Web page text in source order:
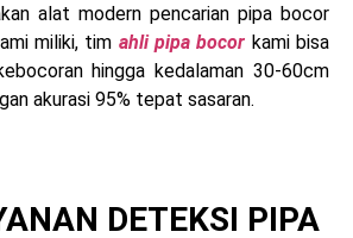
alat modern pencarian pipa bocor
miliki, tim ahli pipa bocor kami bisa
hingga kedalaman 30-60cm
akurasi 95% tepat sasaran.
DETEKSI PIPA